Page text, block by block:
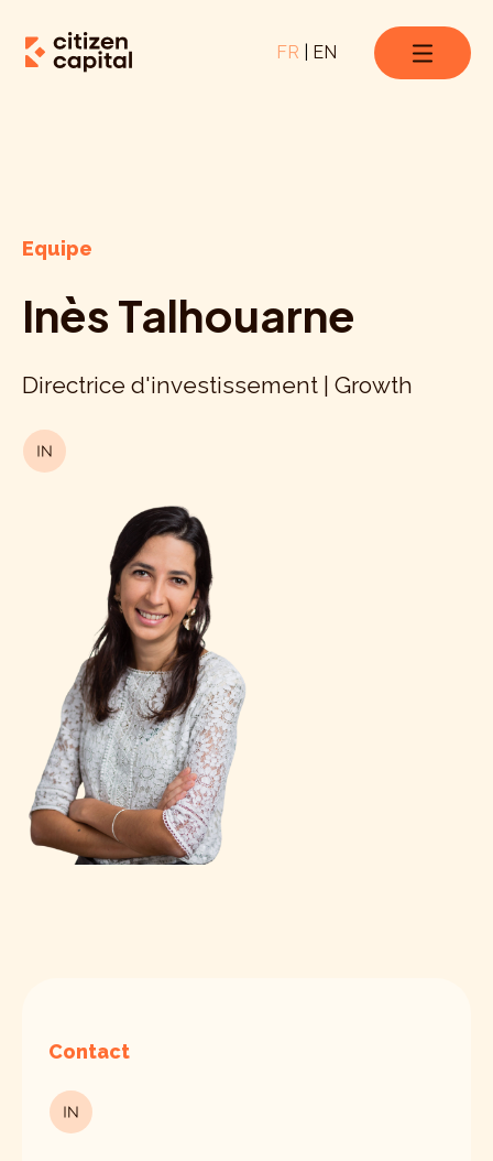
FR EN
Equipe
Inès Talhouarne
Directrice d'investissement | Growth
Contact